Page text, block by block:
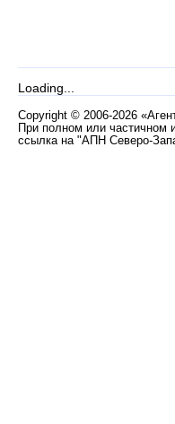
Loading...
Copyright © 2006-2026
При полном или частичном
ссылка на "АПН Северо-